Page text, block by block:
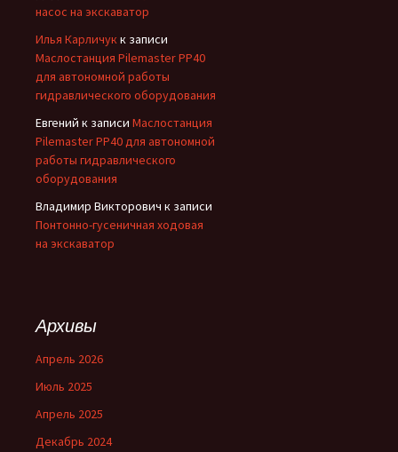
насос на экскаватор
Илья Карличукк записи
Маслостанция Pilemaster PP40
для автономной работы
гидравлического оборудования
Евгений к записи Маслостанция
Pilemaster PP40 для автономной
работы гидравлического
оборудования
Владимир Викторович к записи
Понтонно-гусеничная ходовая
на экскаватор
Архивы
Апрель 2026
Июль 2025
Апрель 2025
Декабрь 2024